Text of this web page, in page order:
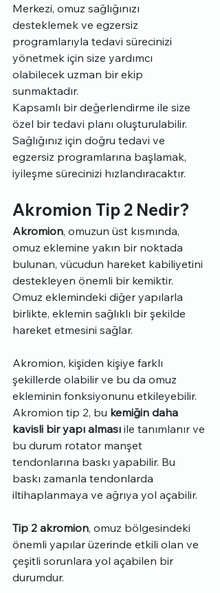
Merkezi, omuz sağlığınızı
desteklemek ve egzersiz
programlarıyla tedavi sürecinizi
yönetmek için size yardımcı
olabilecek uzman bir ekip
sunmaktadır.
Kapsamlı bir değerlendirme ile size
özel bir tedavi planı oluşturulabilir.
Sağlığınız için doğru tedavi ve
egzersiz programlarına başlamak,
iyileşme sürecinizi hızlandıracaktır.
Akromion Tip 2 Nedir?
Akromion, omuzun üst kısmında,
omuz eklemine yakın bir noktada
bulunan, vücudun hareket kabiliyetini
destekleyen önemli bir kemiktir.
Omuz eklemindeki diğer yapılarla
birlikte, eklemin sağlıklı bir şekilde
hareket etmesini sağlar.
Akromion, kişiden kişiye farklı
şekillerde olabilir ve bu da omuz
ekleminin fonksiyonunu etkileyebilir.
Akromion tip 2, bu kemiğin daha
kavisli bir yapı alması ile tanımlanır ve
bu durum rotator manşet
tendonlarına baskı yapabilir. Bu
baskı zamanla tendonlarda
iltihaplanmaya ve ağrıya yol açabilir.
Tip 2 akromion, omuz bölgesindeki
önemli yapılar üzerinde etkili olan ve
çeşitli sorunlara yol açabilen bir
durumdur.